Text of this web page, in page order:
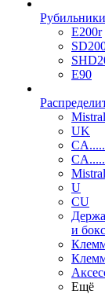
E200r
E90
UK
U
CU
и
Ещё